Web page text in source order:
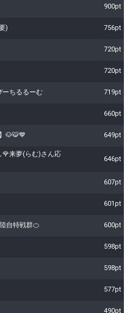
900pt
) 756pt
720pt
720pt
ーちるるーむ 719pt
660pt
🐶🐯💙 649pt
来夢(らむ)さん応
646pt
607pt
601pt
自特戦群🍊 600pt
598pt
598pt
577pt
490pt